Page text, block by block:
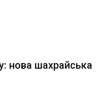
нова шахрайська